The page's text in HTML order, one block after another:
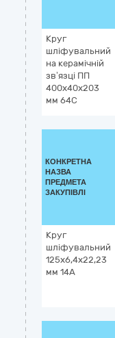
Круг
шліфувальний
на керамічній
зв’язці ПП
400х40х203
мм 64С
КОНКРЕТНА
НАЗВА
ПРЕДМЕТА
ЗАКУПІВЛІ
Круг
шліфувальний
125х6,4х22,23
мм 14А